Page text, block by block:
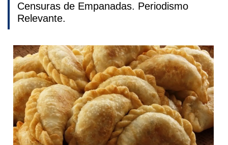
Censuras de Empanadas. Periodismo
Relevante.